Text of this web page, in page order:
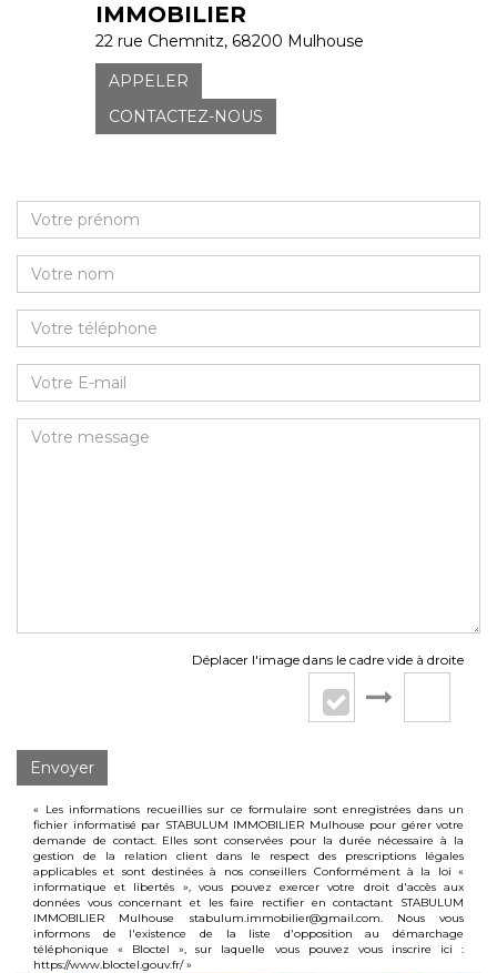
IMMOBILIER
22 rue Chemnitz, 68200 Mulhouse
APPELER
CONTACTEZ-NOUS
Déplacer l'image dans le cadre vide à droite
Envoyer
« Les informations recueillies sur ce formulaire sont enregistrées dans un
fichier informatisé par STABULUM IMMOBILIER Mulhouse pour gérer votre
demande de contact. Elles sont conservées pour la durée nécessaire à la
gestion de la relation client dans le respect des prescriptions légales
applicables et sont destinées à nos conseillers Conformément à la loi «
informatique et libertés », vous pouvez exercer votre droit d'accès aux
données vous concernant et les faire rectifier en contactant STABULUM
IMMOBILIER Mulhouse stabulum.immobilier@gmail.com. Nous vous
informons de l'existence de la liste d'opposition au démarchage
téléphonique « Bloctel », sur laquelle vous pouvez vous inscrire ici :
https://www.bloctel.gouv.fr/»